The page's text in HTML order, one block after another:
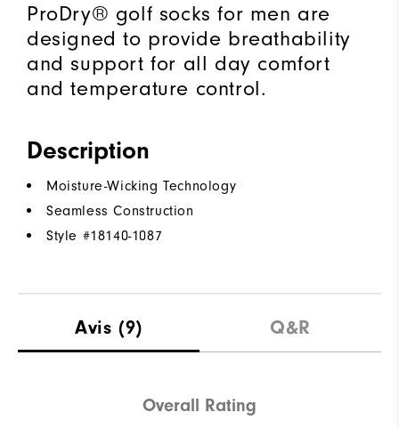
ProDry® golf socks for men are
designed to provide breathability
and support for all day comfort
and temperature control.
Description
Moisture-Wicking Technology
Seamless Construction
Style #18140-1087
Avis (9) Q&R
Overall Rating